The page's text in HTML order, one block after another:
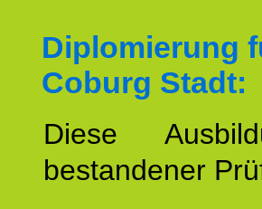
Diplomierung
Coburg Stadt:
Diese
bestandener